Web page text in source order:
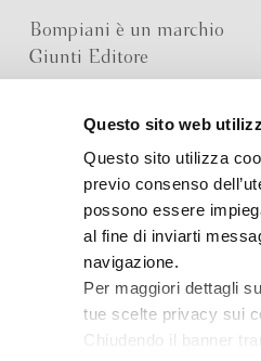
Questo sito web
Questo sito utilizza
previo consenso
possono essere
al fine di inviarti
navigazione.
Per maggiori dettagli
tue scelte privacy sui
Chiudendo il banner
Bompiani è un marchio
Giunti Editore
Via Bolognese 165,
50139 Firenze
Via G.B.Pirelli 30,
20124 Milano